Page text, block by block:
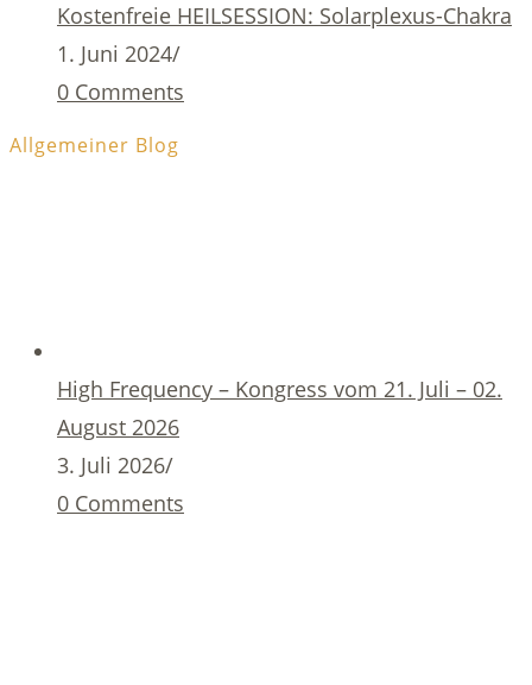
Kostenfreie HEILSESSION: Solarplexus-Chakra
1. Juni 2024/
0 Comments
Allgemeiner Blog
High Frequency – Kongress vom 21. Juli – 02.
August 2026
3. Juli 2026/
0 Comments